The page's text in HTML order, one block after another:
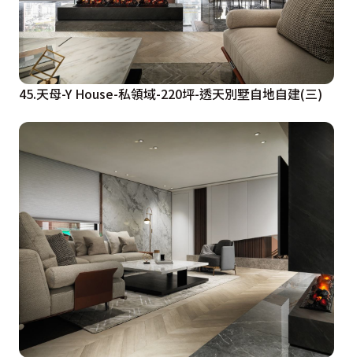
45.天母-Y House-私領域-220坪-透天別墅自地自建(三)